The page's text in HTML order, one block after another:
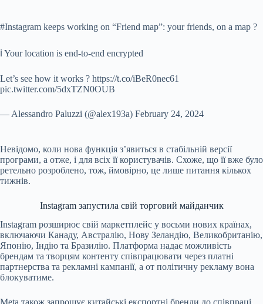
#Instagram keeps working on “Friend map”: your friends, on a map ?
ℹ️ Your location is end-to-end encrypted
Let’s see how it works ? https://t.co/iBeR0nec61
pic.twitter.com/5dxTZN0OUB
— Alessandro Paluzzi (@alex193a) February 24, 2024
Невідомо, коли нова функція з’явиться в стабільній версії
програми, а отже, і для всіх її користувачів. Схоже, що її вже було
ретельно розроблено, тож, ймовірно, це лише питання кількох
тижнів.
Instagram запустила свій торговий майданчик
Instagram розширює свій маркетплейс у восьми нових країнах,
включаючи Канаду, Австралію, Нову Зеландію, Великобританію,
Японію, Індію та Бразилію. Платформа надає можливість
брендам та творцям контенту співпрацювати через платні
партнерства та рекламні кампанії, а от політичну рекламу вона
блокуватиме.